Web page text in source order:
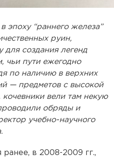
эпоху “раннего железа”
руин,
создания легенд
чьи пути ежегодно
по наличию в верхних
— предметов с высокой
кочевники вели там некую
обряды и
учебно-научного
в 2008-2009 гг.,